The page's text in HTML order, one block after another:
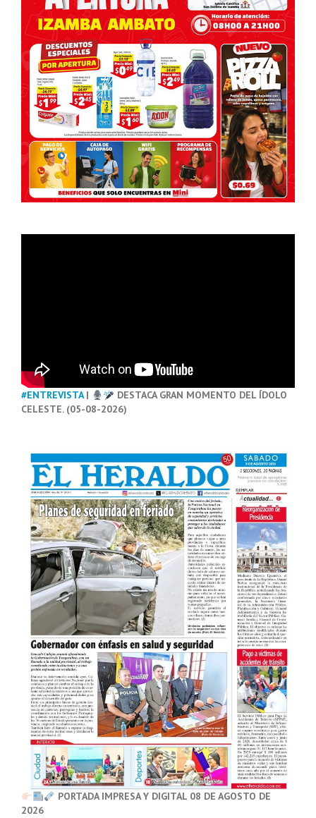
#ENTREVISTA|
DESTACA GRAN MOMENTO DEL ÍDOLO
CELESTE. (05-08-2026)
PORTADA IMPRESA Y DIGITAL 08 DE AGOSTO DE
2026